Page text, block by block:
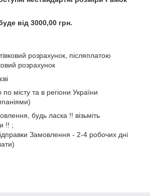
від 3000,00 грн.
розрахунок, післяплатою
розрахунок
місту та в регіони України
будь ласка !! візьміть
!! ;
Замовлення - 2-4 робочих дні